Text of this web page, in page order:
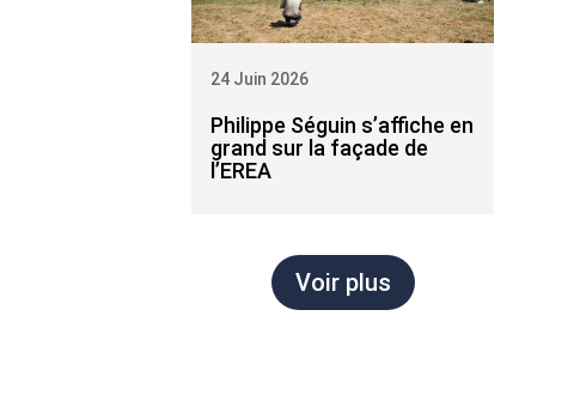
Philippe Séguin s’affiche en
grand sur la façade de
l’EREA
24 Juin 2026
Voir plus